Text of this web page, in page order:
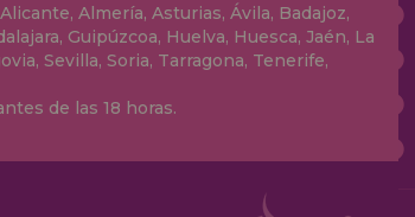
Almería, Asturias, Ávila, Badajoz,
Guipúzcoa, Huelva, Huesca, Jaén, La
Sevilla, Soria, Tarragona, Tenerife,
de las 18 horas.